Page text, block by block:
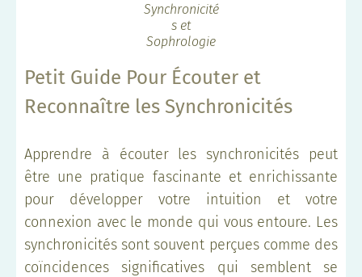
Synchronicité
s et
Sophrologie
Petit Guide Pour Écouter et
Reconnaître les Synchronicités
Apprendre à écouter les synchronicités peut
être une pratique fascinante et enrichissante
pour développer votre intuition et votre
connexion avec le monde qui vous entoure. Les
synchronicités sont souvent perçues comme des
coïncidences significatives qui semblent se